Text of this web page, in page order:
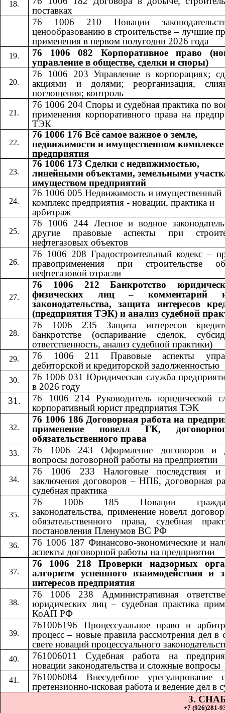
поставках
76 1006 210 Новации
ценообразованию в строительстве – лучшие
применения в первом полугодии 2026 года
76 1006 082 Корпоративное право
управление в обществе, сделки и споры)
76 1006 203 Управление в корпорациях;
акциями и долями; реорганизация,
поглощения; контроль
76 1006 204 Споры и судебная практика по
применения корпоративного права на
ТЭК
76 1006 176 Всё самое важное о земле,
недвижимости и имущественном комплексе
предприятия
76 1006 173 Сделки с недвижимостью,
линейными объектами, земельными
имуществом предприятий
76 1006 005 Недвижимость и имущественный
комплекс предприятия - новации, практика и
арбитраж
76 1006 244 Лесное и водное
другие правовые аспекты при
нефтегазовых объектов
76 1006 208 Градостроительный кодекс –
правоприменения при строительстве
нефтегазовой отрасли
76 1006 212 Банкротство
физических лиц – комментарий
законодательства, защита интересов
(предприятия ТЭК) и анализ судебной
76 1006 235 Защита интересов
банкротстве (оспаривание сделок,
ответственность, анализ судебной практики)
76 1006 211 Правовые аспекты
дебиторской и кредиторской задолженностью
76 1006 031 Юридическая служба
в 2026 году
76 1006 214 Руководитель юридической
корпоративный юрист предприятия ТЭК
76 1006 186 Договорная работа на
применение новелл ГК,
обязательственного права
76 1006 243
Оформление договоров и
вопросы договорной работы на предприятии
76 1006 233 Налоговые последствия и
заключения договоров – НПБ, договорная
судебная практика
76 1006 185 Новации
законодательства, применение новелл
обязательственного права, судебная
постановления Пленумов ВС РФ
76 1006 187 Финансово-экономические и
аспекты договорной работы на предприятии
76 1006 218 Проверки надзорных
алгоритм успешного взаимодействия и
интересов предприятия
76 1006 238 Административная
юридических лиц – судебная практика
КоАП РФ
761006196 Процессуальное право и
процесс – новые правила рассмотрения дел в
свете новаций процессуального
761006011 Судебная работа на
новации законодательства и сложные вопросы
761006084 Внесудебное урегулирование
претензионно-исковая работа и ведение дел в
3.
+7 (926)281-